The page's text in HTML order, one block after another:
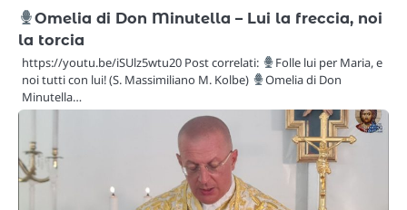
Omelia di Don Minutella – Lui la freccia, noi
la torcia
https://youtu.be/iSUlz5wtu20 Post correlati:
Folle lui per Maria, e
noi tutti con lui! (S. Massimiliano M. Kolbe)
Omelia di Don
Minutella…